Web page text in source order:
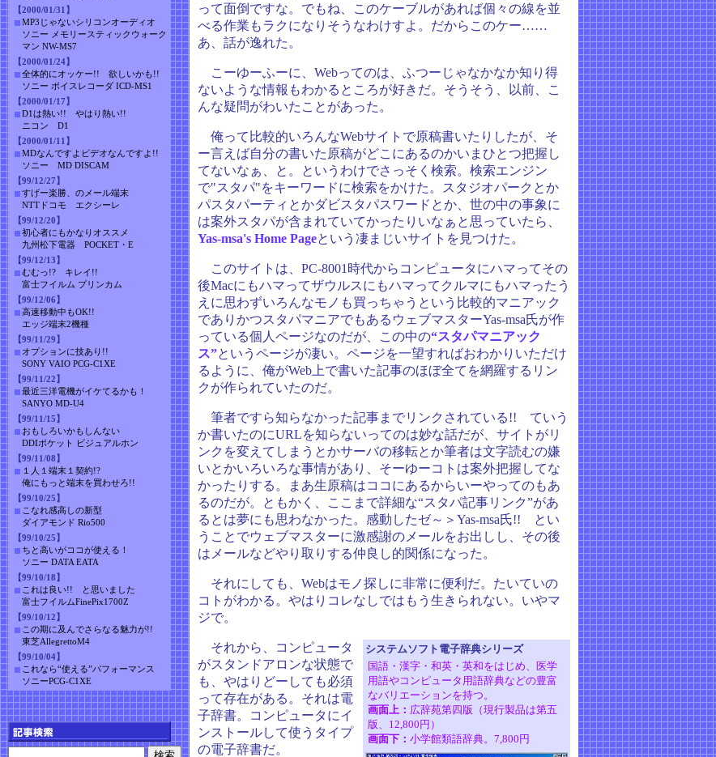
【2000/01/31】
MP3じゃないシリコンオーディオ
ソニー メモリースティックウォーク
マン NW-MS7
【2000/01/24】
全体的にオッケー!! 欲しいかも!!
ソニー ボイスレコーダ ICD-MS1
【2000/01/17】
D1は熱い!! やはり熱い!!
ニコン D1
【2000/01/11】
MDなんですよビデオなんですよ!!
ソニー MD DISCAM
【99/12/27】
すげー楽勝、のメール端末
NTTドコモ エクシーレ
【99/12/20】
初心者にもかなりオススメ
九州松下電器 POCKET・E
【99/12/13】
むむっ!? キレイ!!
富士フイルム プリンカム
【99/12/06】
高速移動中もOK!!
エッジ端末2機種
【99/11/29】
オプションに技あり!!
SONY VAIO PCG-C1XE
【99/11/22】
最近三洋電機がイケてるかも！
SANYO MD-U4
【99/11/15】
おもしろいかもしんない
DDIポケット ビジュアルホン
【99/11/08】
１人１端末１契約!?
俺にもっと端末を買わせろ!!
【99/10/25】
こなれ感高しの新型
ダイアモンド Rio500
【99/10/25】
ちと高いがココが使える！
ソニー DATA EATA
【99/10/18】
これは良い!! と思いました
富士フイルムFinePix1700Z
【99/10/12】
この期に及んでさらなる魅力が!!
東芝AllegrettoM4
【99/10/04】
これなら“使える”パフォーマンス
ソニーPCG-C1XE
って面倒ですな。でもね、このケーブルがあれば個々の線を並
べる作業もラクになりそうなわけすよ。だからこのケー……
あ、話が逸れた。
こーゆーふーに、Webってのは、ふつーじゃなかなか知り得
ないような情報もわかるところが好きだ。そうそう、以前、こ
んな疑問がわいたことがあった。
俺って比較的いろんなWebサイトで原稿書いたりしたが、そ
ー言えば自分の書いた原稿がどこにあるのかいまひとつ把握し
てないなぁ、と。というわけでさっそく検索。検索エンジン
で"スタパ"をキーワードに検索をかけた。スタジオパークとか
パスタパーティとかダビスタパスワードとか、世の中の事象に
は案外スタパが含まれていてかったりいなぁと思っていたら、
Yas-msa's Home Pageという凄まじいサイトを見つけた。
このサイトは、PC-8001時代からコンピュータにハマってその
後Macにもハマってザウルスにもハマってクルマにもハマったう
えに思わずいろんなモノも買っちゃうという比較的マニアック
でありかつスタパマニアでもあるウェブマスターYas-msa氏が作
っている個人ページなのだが、この中の“スタパマニアック
ス”というページが凄い。ページを一望すればおわかりいただけ
るように、俺がWeb上で書いた記事のほぼ全てを網羅するリン
クが作られていたのだ。
筆者ですら知らなかった記事までリンクされている!! ていう
か書いたのにURLを知らないってのは妙な話だが、サイトがリ
ンクを変えてしまうとかサーバの移転とか筆者は文字読むの嫌
いとかいろいろな事情があり、そーゆーコトは案外把握してな
かったりする。まあ生原稿はココにあるからいーやってのもあ
るのだが。ともかく、ここまで詳細な“スタパ記事リンク”があ
るとは夢にも思わなかった。感動したゼ～＞Yas-msa氏!! とい
うことでウェブマスターに激感謝のメールをお出しし、その後
はメールなどやり取りする仲良し的関係になった。
それにしても、Webはモノ探しに非常に便利だ。たいていの
コトがわかる。やはりコレなしではもう生きられない。いやマ
ジで。
システムソフト電子辞典シリーズ
国語・漢字・和英・英和をはじめ、医学
用語やコンピュータ用語辞典などの豊富
なバリエーションを持つ。
画面上： 広辞苑第四版（現行製品は第五
版、12,800円）
画面下： 小学館類語辞典。7,800円
それから、コンピュータ
がスタンドアロンな状態で
も、やはりどーしても必須
って存在がある。それは電
子辞書。コンピュータにイ
ンストールして使うタイプ
の電子辞書だ。